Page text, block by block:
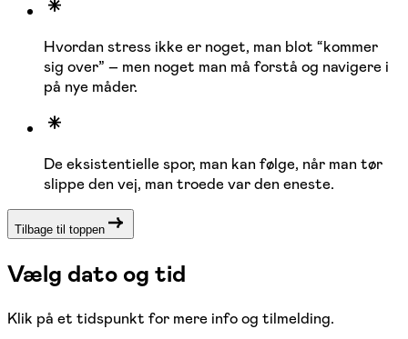
Hvordan stress ikke er noget, man blot “kommer
sig over” – men noget man må forstå og navigere i
på nye måder.
De eksistentielle spor, man kan følge, når man tør
slippe den vej, man troede var den eneste.
Tilbage til toppen
Vælg dato og tid
Klik på et tidspunkt for mere info og tilmelding.